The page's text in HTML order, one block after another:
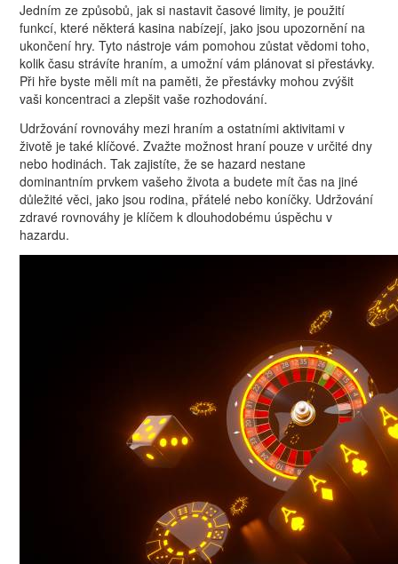
Jedním ze způsobů, jak si nastavit časové limity, je použití
funkcí, které některá kasina nabízejí, jako jsou upozornění na
ukončení hry. Tyto nástroje vám pomohou zůstat vědomi toho,
kolik času strávíte hraním, a umožní vám plánovat si přestávky.
Při hře byste měli mít na paměti, že přestávky mohou zvýšit
vaši koncentraci a zlepšit vaše rozhodování.
Udržování rovnováhy mezi hraním a ostatními aktivitami v
životě je také klíčové. Zvažte možnost hraní pouze v určité dny
nebo hodinách. Tak zajistíte, že se hazard nestane
dominantním prvkem vašeho života a budete mít čas na jiné
důležité věci, jako jsou rodina, přátelé nebo koníčky. Udržování
zdravé rovnováhy je klíčem k dlouhodobému úspěchu v
hazardu.